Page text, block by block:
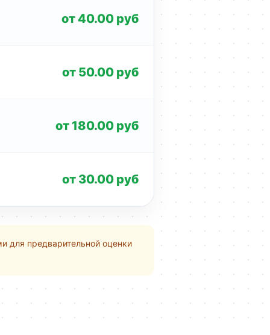
от 40.00 руб
от 50.00 руб
от 180.00 руб
от 30.00 руб
для предварительной оценки